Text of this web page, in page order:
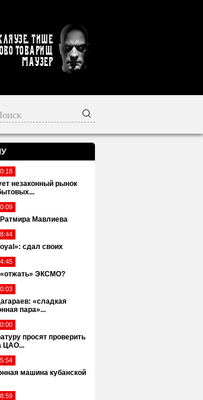
Тише
товарищ
Маузер
незаконный рынок
Мавлиева
сдал своих
«отжать» ЭКСМО?
«сладкая
пара»...
просят проверить
ЦАО...
машина кубанской